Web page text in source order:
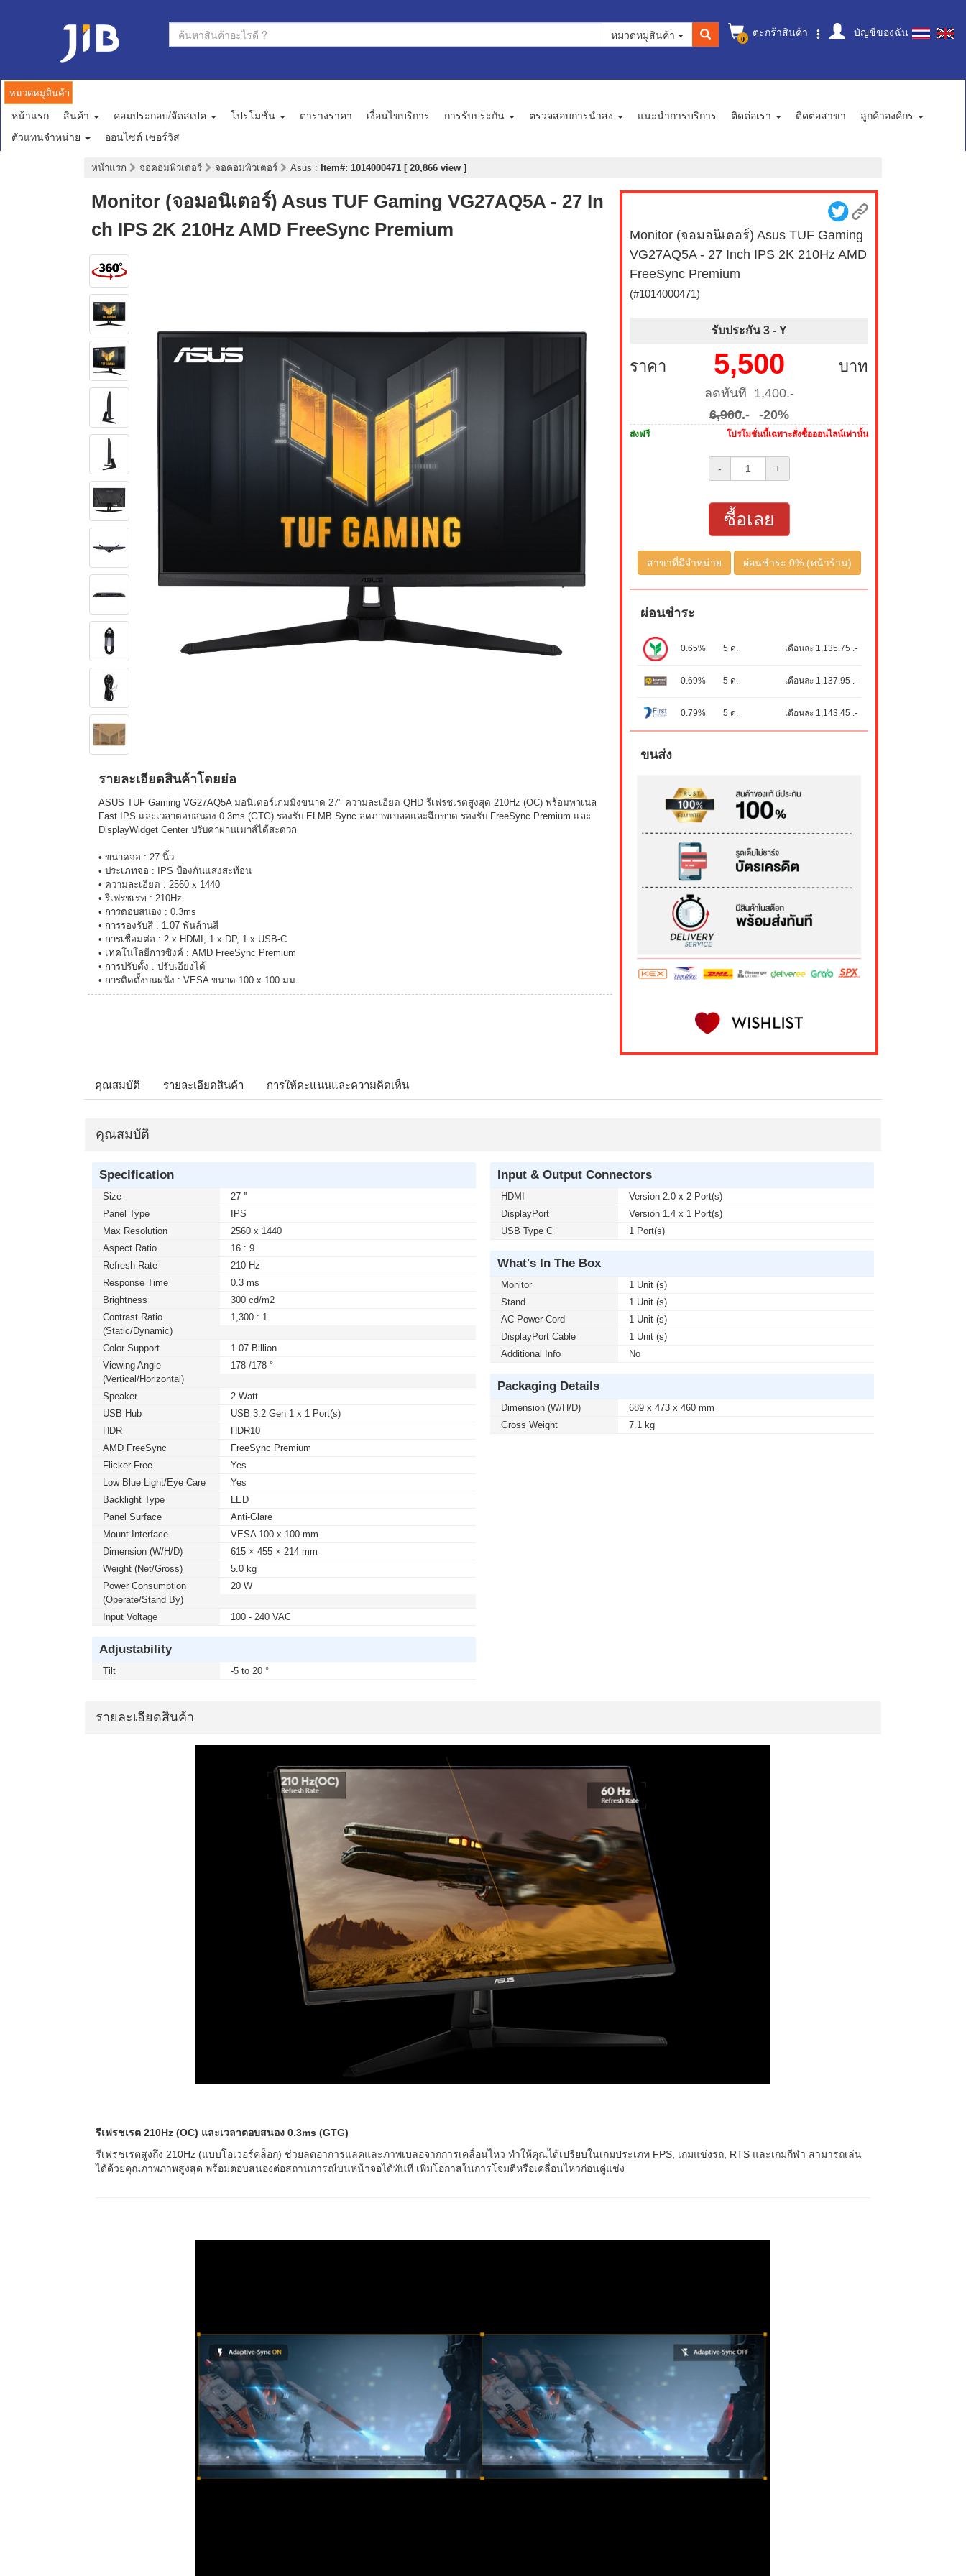
0 ตะกร้าสินค้า บัญชีของฉัน
หมวดหมู่สินค้า
หมวดหมู่สินค้า
หน้าแรก สินค้า คอมประกอบ/จัดสเปค โปรโมชั่น ตารางราคา เงื่อนไขบริการ การรับประกัน ตรวจสอบการนำส่ง แนะนำการบริการ ติดต่อเรา ติดต่อสาขา
ลูกค้าองค์กร
ตัวแทนจำหน่าย
ออนไซต์ เซอร์วิส
หน้าแรก จอคอมพิวเตอร์ จอคอมพิวเตอร์ Asus : Item#: 1014000471 [ 20,866 view ]
Monitor (จอมอนิเตอร์) Asus TUF Gaming VG27AQ5A - 27 In
ch IPS 2K 210Hz AMD FreeSync Premium
รายละเอียดสินค้าโดยย่อ
ASUS TUF Gaming VG27AQ5A มอนิเตอร์เกมมิ่งขนาด 27" ความละเอียด QHD รีเฟรชเรตสูงสุด 210Hz (OC) พร้อมพาเนล
Fast IPS และเวลาตอบสนอง 0.3ms (GTG) รองรับ ELMB Sync ลดภาพเบลอและฉีกขาด รองรับ FreeSync Premium และ
DisplayWidget Center ปรับค่าผ่านเมาส์ได้สะดวก
• ขนาดจอ : 27 นิ้ว
• ประเภทจอ : IPS ป้องกันแสงสะท้อน
• ความละเอียด : 2560 x 1440
• รีเฟรชเรท : 210Hz
• การตอบสนอง : 0.3ms
• การรองรับสี : 1.07 พันล้านสี
• การเชื่อมต่อ : 2 x HDMI, 1 x DP, 1 x USB-C
• เทคโนโลยีการซิงค์ : AMD FreeSync Premium
• การปรับตั้ง : ปรับเอียงได้
• การติดตั้งบนผนัง : VESA ขนาด 100 x 100 มม.
Monitor (จอมอนิเตอร์) Asus TUF Gaming
VG27AQ5A - 27 Inch IPS 2K 210Hz AMD
FreeSync Premium
(#1014000471)
รับประกัน 3 - Y
ราคา บาท
5,500
ลดทันที 1,400.-
6,900.- -20%
ส่งฟรี โปรโมชั่นนี้เฉพาะสั่งซื้อออนไลน์เท่านั้น
- +
ซื้อเลย
สาขาที่มีจำหน่าย ผ่อนชำระ 0% (หน้าร้าน)
ผ่อนชำระ
0.65% 5 ด. เดือนละ 1,135.75 .-
0.69% 5 ด. เดือนละ 1,137.95 .-
0.79% 5 ด. เดือนละ 1,143.45 .-
ขนส่ง
คุณสมบัติ รายละเอียดสินค้า การให้คะแนนและความคิดเห็น
คุณสมบัติ
Specification
Size
27 ''
Panel Type
IPS
Max Resolution
2560 x 1440
Aspect Ratio
16 : 9
Refresh Rate
210 Hz
Response Time
0.3 ms
Brightness
300 cd/m2
Contrast Ratio
(static/dynamic)
1,300 : 1
Color Support
1.07 Billion
Viewing Angle
(Vertical/Horizontal)
178 /178 °
Speaker
2 Watt
USB Hub
USB 3.2 Gen 1 x 1 Port(s)
HDR
HDR10
AMD FreeSync
FreeSync Premium
Flicker Free
Yes
Low Blue Light/Eye Care
Yes
Backlight Type
LED
Panel Surface
Anti-Glare
Mount Interface
VESA 100 x 100 mm
Dimension (W/H/D)
615 × 455 × 214 mm
Weight (Net/Gross)
5.0 kg
Power Consumption
(Operate/Stand By)
20 W
Input Voltage 100 - 240 VAC
Adjustability
Tilt -5 to 20 °
Input & Output Connectors
HDMI
Version 2.0 x 2 Port(s)
DisplayPort
Version 1.4 x 1 Port(s)
USB Type C
1 Port(s)
What's In The Box
Monitor
1 Unit (s)
Stand
1 Unit (s)
AC Power Cord
1 Unit (s)
DisplayPort Cable
1 Unit (s)
Additional Info
No
Packaging Details
Dimension (W/H/D)
689 x 473 x 460 mm
Gross Weight
7.1 kg
รายละเอียดสินค้า
รีเฟรชเรต 210Hz (OC) และเวลาตอบสนอง 0.3ms (GTG)
รีเฟรชเรตสูงถึง 210Hz (แบบโอเวอร์คล็อก) ช่วยลดอาการแลคและภาพเบลอจากการเคลื่อนไหว ทำให้คุณได้เปรียบในเกมประเภท FPS, เกมแข่งรถ, RTS และเกมกีฬา สามารถเล่น
ได้ด้วยคุณภาพภาพสูงสุด พร้อมตอบสนองต่อสถานการณ์บนหน้าจอได้ทันที เพิ่มโอกาสในการโจมตีหรือเคลื่อนไหวก่อนคู่แข่ง